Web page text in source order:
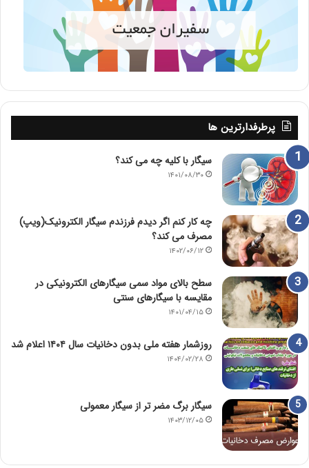
پرطرفدارترین ها
سیگار با کلیه چه می کند؟
۱۴۰۱/۰۸/۳۰
چه کار کنم اگر دیدم فرزندم سیگار الکترونیک(ویپ)
مصرف می کند؟
۱۴۰۲/۰۶/۱۲
سطح بالای مواد سمی سیگارهای الکترونیکی در
مقایسه با سیگارهای سنتی
۱۴۰۱/۰۴/۱۵
روزشمار هفته ملی بدون دخانیات سال ۱۴۰۴ اعلام شد
۱۴۰۴/۰۲/۲۸
سیگار برگ مضر تر از سیگار معمولی
۱۴۰۳/۱۲/۰۵